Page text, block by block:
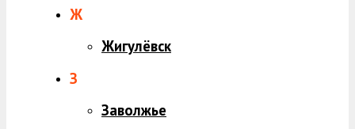
Ж
Жигулёвск
З
Заволжье